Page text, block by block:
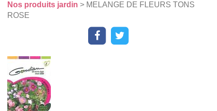
Nos produits jardin > MELANGE DE FLEURS TONS
ROSE